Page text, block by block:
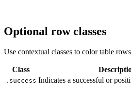
Optional row classes
Use contextual classes to color table
Class
.success Indicates a successful or